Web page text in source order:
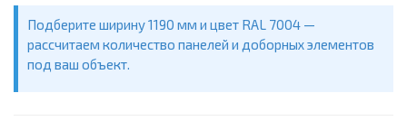
Подберите ширину 1190 мм и цвет RAL 7004 —
рассчитаем количество панелей и доборных элементов
под ваш объект.